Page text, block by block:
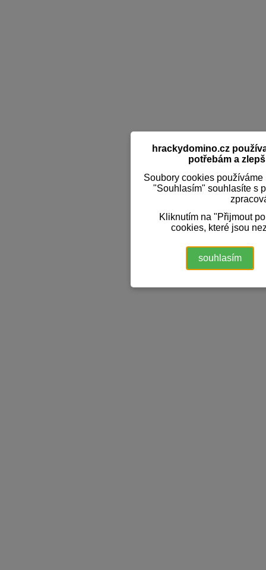
hrackydomino.cz
potřebám a
Soubory cookies
"Souhlasím" souhlasíte s
Kliknutím na "Přijmout
cookies, které jsou
souhlasím